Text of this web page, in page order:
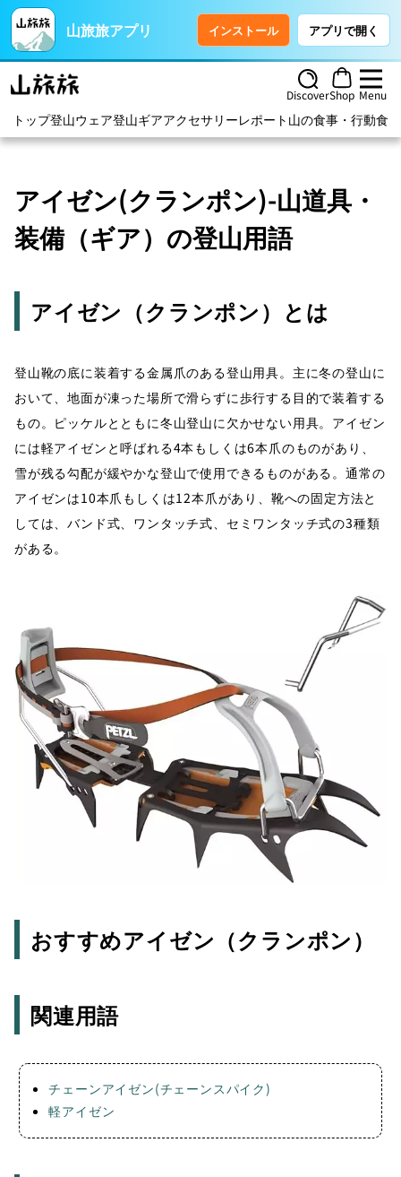
山旅旅アプリ インストール アプリで開く
DiscoverShop Menu
トップ登山ウェア登山ギアアクセサリーレポート 山の食事・行動食
アイゼン(クランポン)-山道具・
装備（ギア）の登山用語
アイゼン（クランポン）とは
登山靴の底に装着する金属爪のある登山用具。主に冬の登山に
おいて、地面が凍った場所で滑らずに歩行する目的で装着する
もの。ピッケルとともに冬山登山に欠かせない用具。アイゼン
には軽アイゼンと呼ばれる4本もしくは6本爪のものがあり、
雪が残る勾配が緩やかな登山で使用できるものがある。通常の
アイゼンは10本爪もしくは12本爪があり、靴への固定方法と
しては、バンド式、ワンタッチ式、セミワンタッチ式の3種類
がある。
おすすめアイゼン（クランポン）
関連用語
チェーンアイゼン(チェーンスパイク)
軽アイゼン